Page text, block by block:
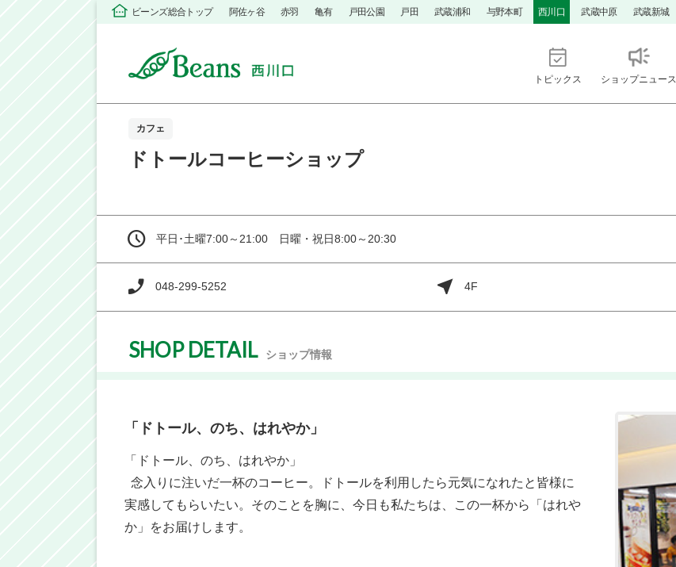
ビーンズ総合トップ 阿佐ヶ谷 赤羽 亀有 戸田公園 戸田 武蔵浦和 与野本町 西川口 武蔵中原 武蔵新城
トピックス ショップニュース
カフェ
ドトールコーヒーショップ
平日･土曜7:00～21:00 日曜・祝日8:00～20:30
048-299-5252 4F
SHOP DETAIL ショップ情報
「ドトール、のち、はれやか」
「ドトール、のち、はれやか」
実感してもらいたい。そのことを胸に、今日も私たちは、この一杯から「はれや
か」をお届けします。